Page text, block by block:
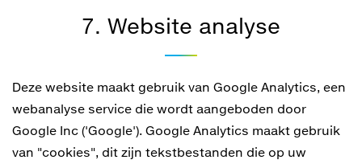
7. Website analyse
Deze website maakt gebruik van Google Analytics, een
webanalyse service die wordt aangeboden door
Google Inc ('Google'). Google Analytics maakt gebruik
van "cookies", dit zijn tekstbestanden die op uw